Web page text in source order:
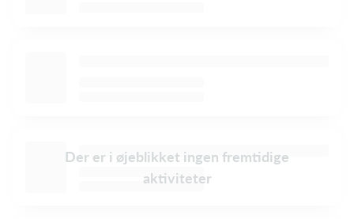
Der er i øjeblikket ingen fremtidige
aktiviteter